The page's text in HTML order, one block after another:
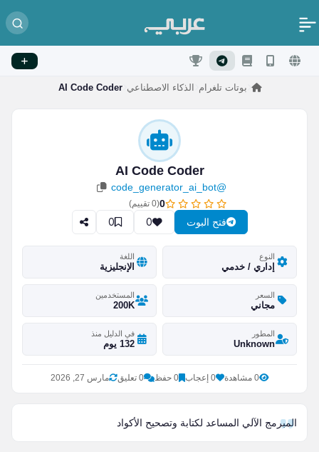
بوتات تلغرام الذكاء الاصطناعي AI Code Coder
AI Code Coder
@code_generator_ai_bot
0
(
0 تقييم)
فتح البوت 0
0
النوع
إداري / خدمي
اللغة
الإنجليزية
السعر
مجاني
المستخدمين
200K
المطور
Unknown
في الدليل منذ
132 يوم
0 مشاهدة 0 إعجاب 0 حفظ 0 تعليق مارس 27, 2026
المبرمج الآلي المساعد لكتابة وتصحيح الأكواد